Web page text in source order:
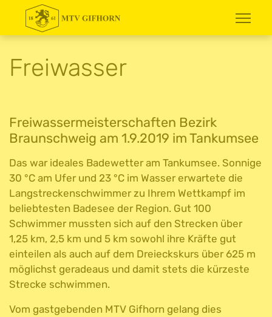
Freiwasser
Freiwassermeisterschaften Bezirk
Braunschweig am 1.9.2019 im Tankumsee
Das war ideales Badewetter am Tankumsee. Sonnige
30 °C am Ufer und 23 °C im Wasser erwartete die
Langstreckenschwimmer zu Ihrem Wettkampf im
beliebtesten Badesee der Region. Gut 100
Schwimmer mussten sich auf den Strecken über
1,25 km, 2,5 km und 5 km sowohl ihre Kräfte gut
einteilen als auch auf dem Dreieckskurs über 625 m
möglichst geradeaus und damit stets die kürzeste
Strecke schwimmen.
Vom gastgebenden MTV Gifhorn gelang dies